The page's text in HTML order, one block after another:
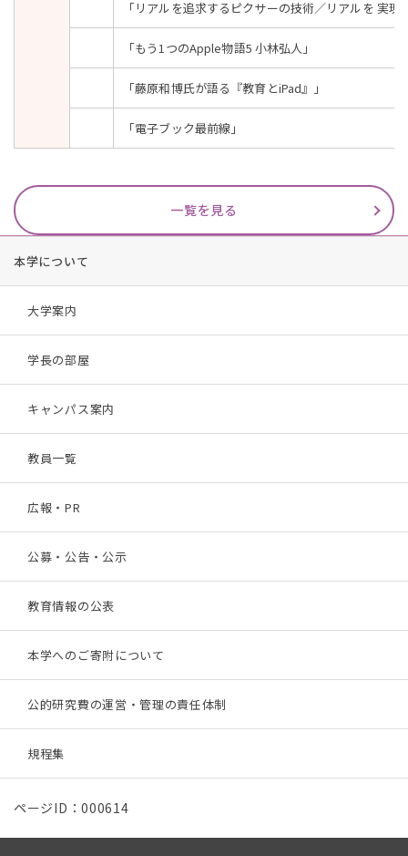
「リアルを追求するピクサーの技術／リアルを 実
「もう1つのApple物語5 小林弘人」
「藤原和博氏が語る『教育とiPad』」
「電子ブック最前線」
一覧を見る
本学について
大学案内
学長の部屋
キャンパス案内
教員一覧
広報・PR
公募・公告・公示
教育情報の公表
本学へのご寄附について
公的研究費の運営・管理の責任体制
規程集
ページID：000614